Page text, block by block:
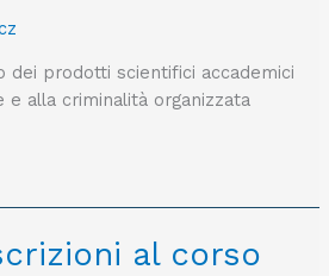
dei prodotti scientifici accademici
alla criminalità organizzata
al corso